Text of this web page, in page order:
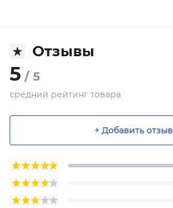
Отзывы
5 / 5
средний рейтинг товара
+ Добавить отзыв